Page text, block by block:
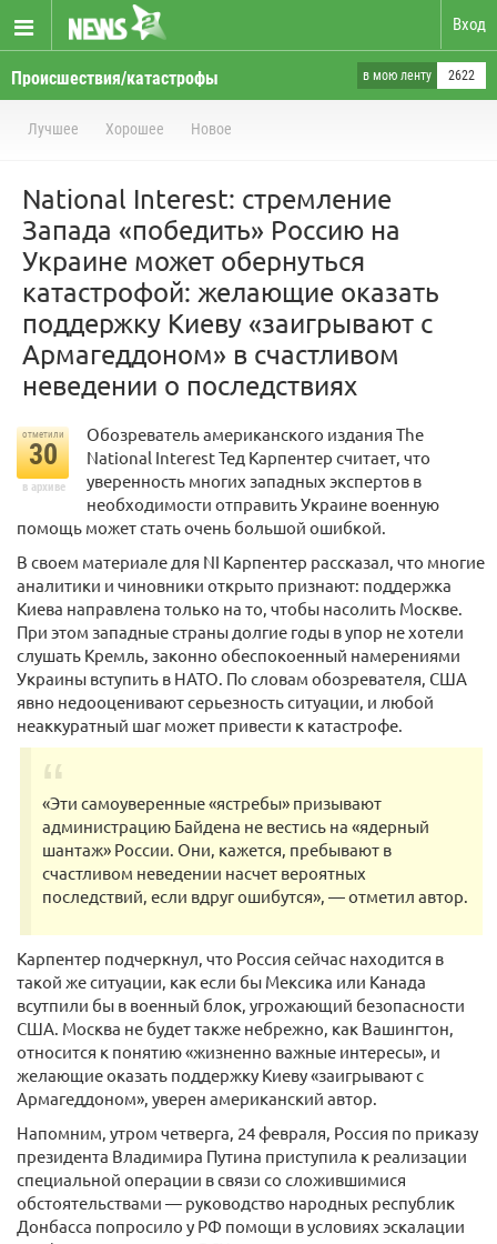
Вход
Происшествия/катастрофы в мою ленту 2622
Лучшее Хорошее Новое
National Interest: стремление
Запада «победить» Россию на
Украине может обернуться
катастрофой: желающие оказать
поддержку Киеву «заигрывают с
Армагеддоном» в счастливом
неведении о последствиях
отметили
30
в архиве
Обозреватель американского издания The
National Interest Тед Карпентер считает, что
уверенность многих западных экспертов в
необходимости отправить Украине военную
помощь может стать очень большой ошибкой.
В своем материале для NI Карпентер рассказал, что многие
аналитики и чиновники открыто признают: поддержка
Киева направлена только на то, чтобы насолить Москве.
При этом западные страны долгие годы в упор не хотели
слушать Кремль, законно обеспокоенный намерениями
Украины вступить в НАТО. По словам обозревателя, США
явно недооценивают серьезность ситуации, и любой
неаккуратный шаг может привести к катастрофе.
«Эти самоуверенные «ястребы» призывают
администрацию Байдена не вестись на «ядерный
шантаж» России. Они, кажется, пребывают в
счастливом неведении насчет вероятных
последствий, если вдруг ошибутся», — отметил автор.
Карпентер подчеркнул, что Россия сейчас находится в
такой же ситуации, как если бы Мексика или Канада
всутпили бы в военный блок, угрожающий безопасности
США. Москва не будет также небрежно, как Вашингтон,
относится к понятию «жизненно важные интересы», и
желающие оказать поддержку Киеву «заигрывают с
Армагеддоном», уверен американский автор.
Напомним, утром четверга, 24 февраля, Россия по приказу
президента Владимира Путина приступила к реализации
специальной операции в связи со сложившимися
обстоятельствами — руководство народных республик
Донбасса попросило у РФ помощи в условиях эскалации